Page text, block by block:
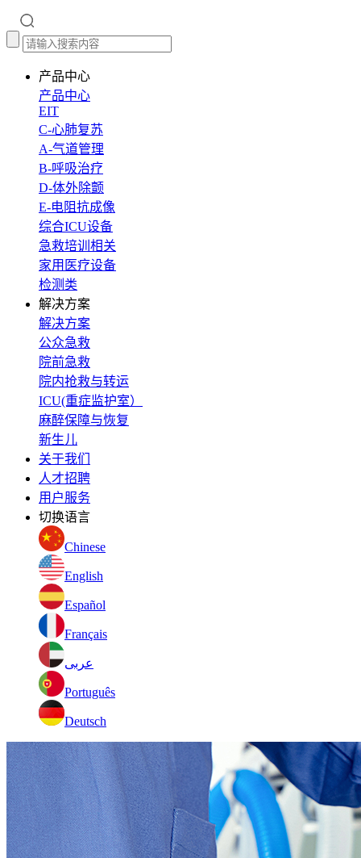
产品中心
产品中心
EIT
C-心肺复苏
A-气道管理
B-呼吸治疗
D-体外除颤
E-电阻抗成像
综合ICU设备
急救培训相关
家用医疗设备
检测类
解决方案
解决方案
公众急救
院前急救
院内抢救与转运
ICU(重症监护室）
麻醉保障与恢复
新生儿
关于我们
人才招聘
用户服务
切换语言
Chinese
English
Español
Français
عربى
Português
Deutsch